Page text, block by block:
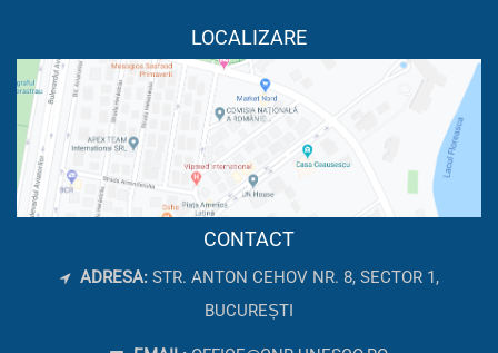
LOCALIZARE
CONTACT
ADRESA: STR. ANTON CEHOV NR. 8, SECTOR 1,
BUCUREȘTI